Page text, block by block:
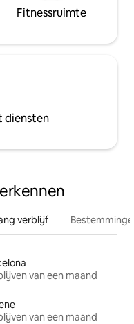
Fitnessruimte
diensten
verblijf
van een maand
van een maand